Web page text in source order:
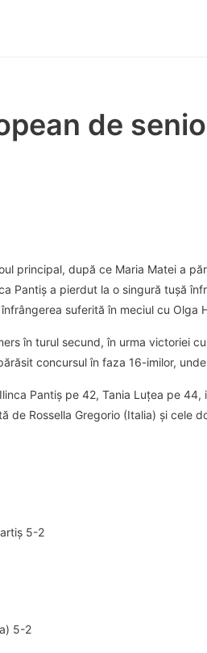
de
principal, după ce Maria Matei a
Pantiș a pierdut la o singură tușă
suferită în meciul cu Olga
în turul secund, în urma victoriei
concursul în faza 16-imilor,
Pantiș pe 42, Tania Luțea pe
de Rossella Gregorio (Italia) și cele
5-2
5-2